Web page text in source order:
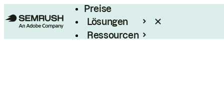
Preise
Lösungen
Ressourcen